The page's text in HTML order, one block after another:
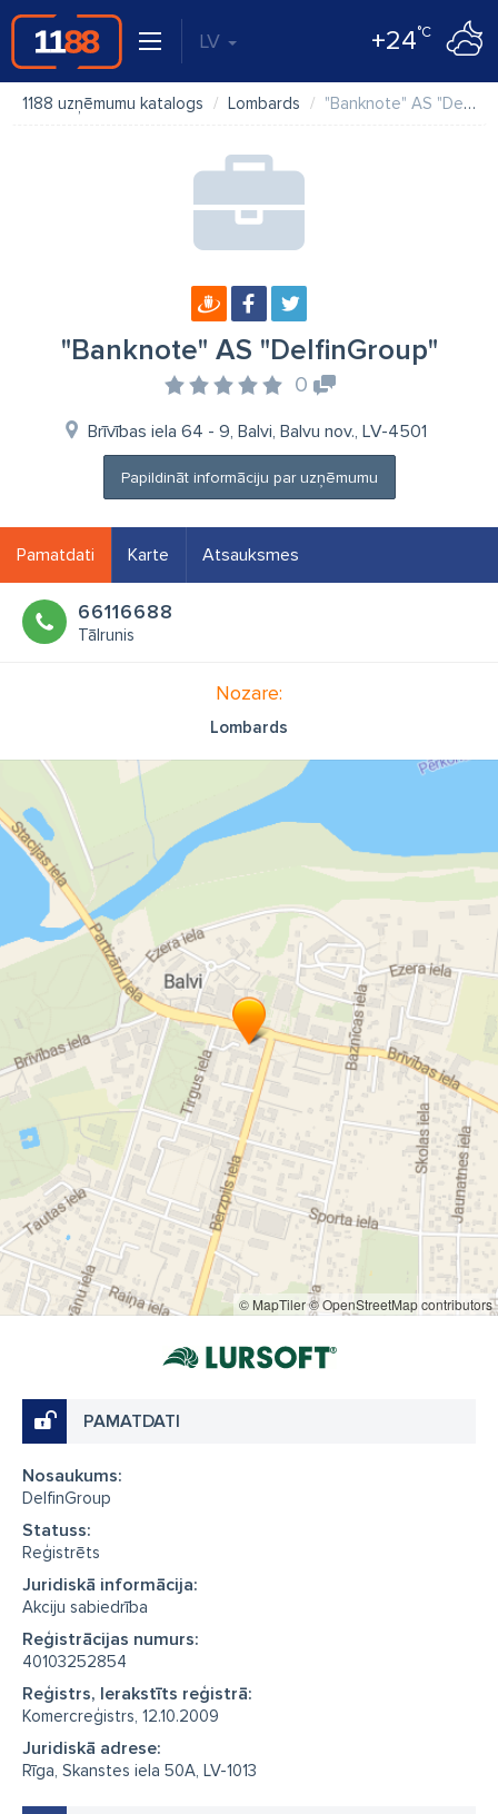
LV +24°C
1188 uzņēmumu katalogs Lombards "Banknote" AS "DelfinGroup"
"Banknote" AS "DelfinGroup"
0
Brīvības iela 64 - 9, Balvi, Balvu nov., LV-4501
Papildināt informāciju par uzņēmumu
Pamatdati Karte Atsauksmes
66116688
Tālrunis
Nozare:
Lombards
© MapTiler© OpenStreetMap contributors
PAMATDATI
Nosaukums:
DelfinGroup
Statuss:
Reģistrēts
Juridiskā informācija:
Akciju sabiedrība
Reģistrācijas numurs:
40103252854
Reģistrs, Ierakstīts reģistrā:
Komercreģistrs, 12.10.2009
Juridiskā adrese:
Rīga, Skanstes iela 50A, LV-1013